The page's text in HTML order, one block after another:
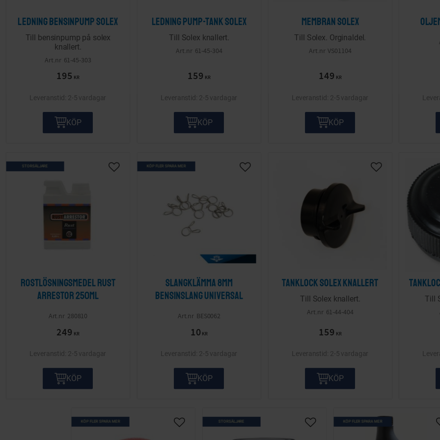
Ledning bensinpump Solex
Till bensinpump på solex
knallert.
61-45-303
195 KR
2-5 vardagar
KÖP
Ledning pump-tank Solex
Till Solex knallert.
61-45-304
159 KR
2-5 vardagar
KÖP
Membran Solex
Till Solex. Orginaldel.
VS01104
149 KR
2-5 vardagar
KÖP
Rostlösningsmedel Rust
Arrestor 250ml
280810
249 KR
STORSÄLJARE
Lägg till i önskelista
2-5 vardagar
KÖP
Slangklämma 8mm
bensinslang Universal
BES0062
10 KR
KÖP FLER SPARA MER
Lägg till i önskelista
2-5 vardagar
KÖP
Tanklock Solex knallert
Till Solex knallert.
61-44-404
159 KR
Lägg till i önskelista
2-5 vardagar
KÖP
Till
KÖP FLER SPARA MER
Lägg till i önskelista
STORSÄLJARE
Lägg till i önskelista
KÖP FLER SPARA MER